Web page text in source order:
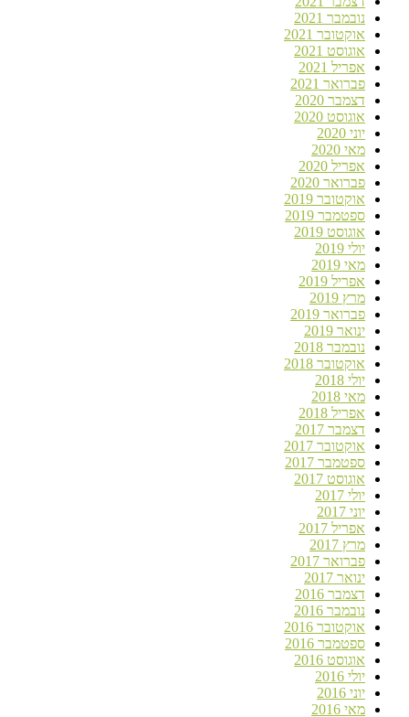
נובמבר 2021
אוקטובר 2021
אוגוסט 2021
אפריל 2021
פברואר 2021
דצמבר 2020
אוגוסט 2020
יוני 2020
מאי 2020
אפריל 2020
פברואר 2020
אוקטובר 2019
ספטמבר 2019
אוגוסט 2019
יולי 2019
מאי 2019
אפריל 2019
מרץ 2019
פברואר 2019
ינואר 2019
נובמבר 2018
אוקטובר 2018
יולי 2018
מאי 2018
אפריל 2018
דצמבר 2017
אוקטובר 2017
ספטמבר 2017
אוגוסט 2017
יולי 2017
יוני 2017
אפריל 2017
מרץ 2017
פברואר 2017
ינואר 2017
דצמבר 2016
נובמבר 2016
אוקטובר 2016
ספטמבר 2016
אוגוסט 2016
יולי 2016
יוני 2016
מאי 2016